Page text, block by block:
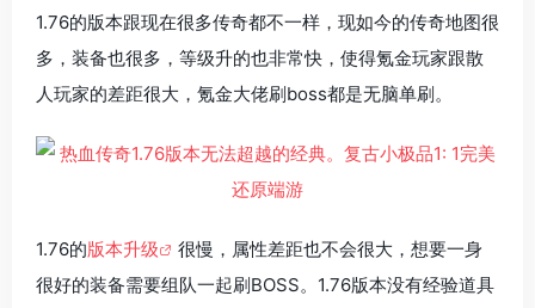
1.76的版本跟现在很多传奇都不一样，现如今的传奇地图很
多，装备也很多，等级升的也非常快，使得氪金玩家跟散
人玩家的差距很大，氪金大佬刷boss都是无脑单刷。
1.76的版本升级
很慢，属性差距也不会很大，想要一身
很好的装备需要组队一起刷BOSS。1.76版本没有经验道具